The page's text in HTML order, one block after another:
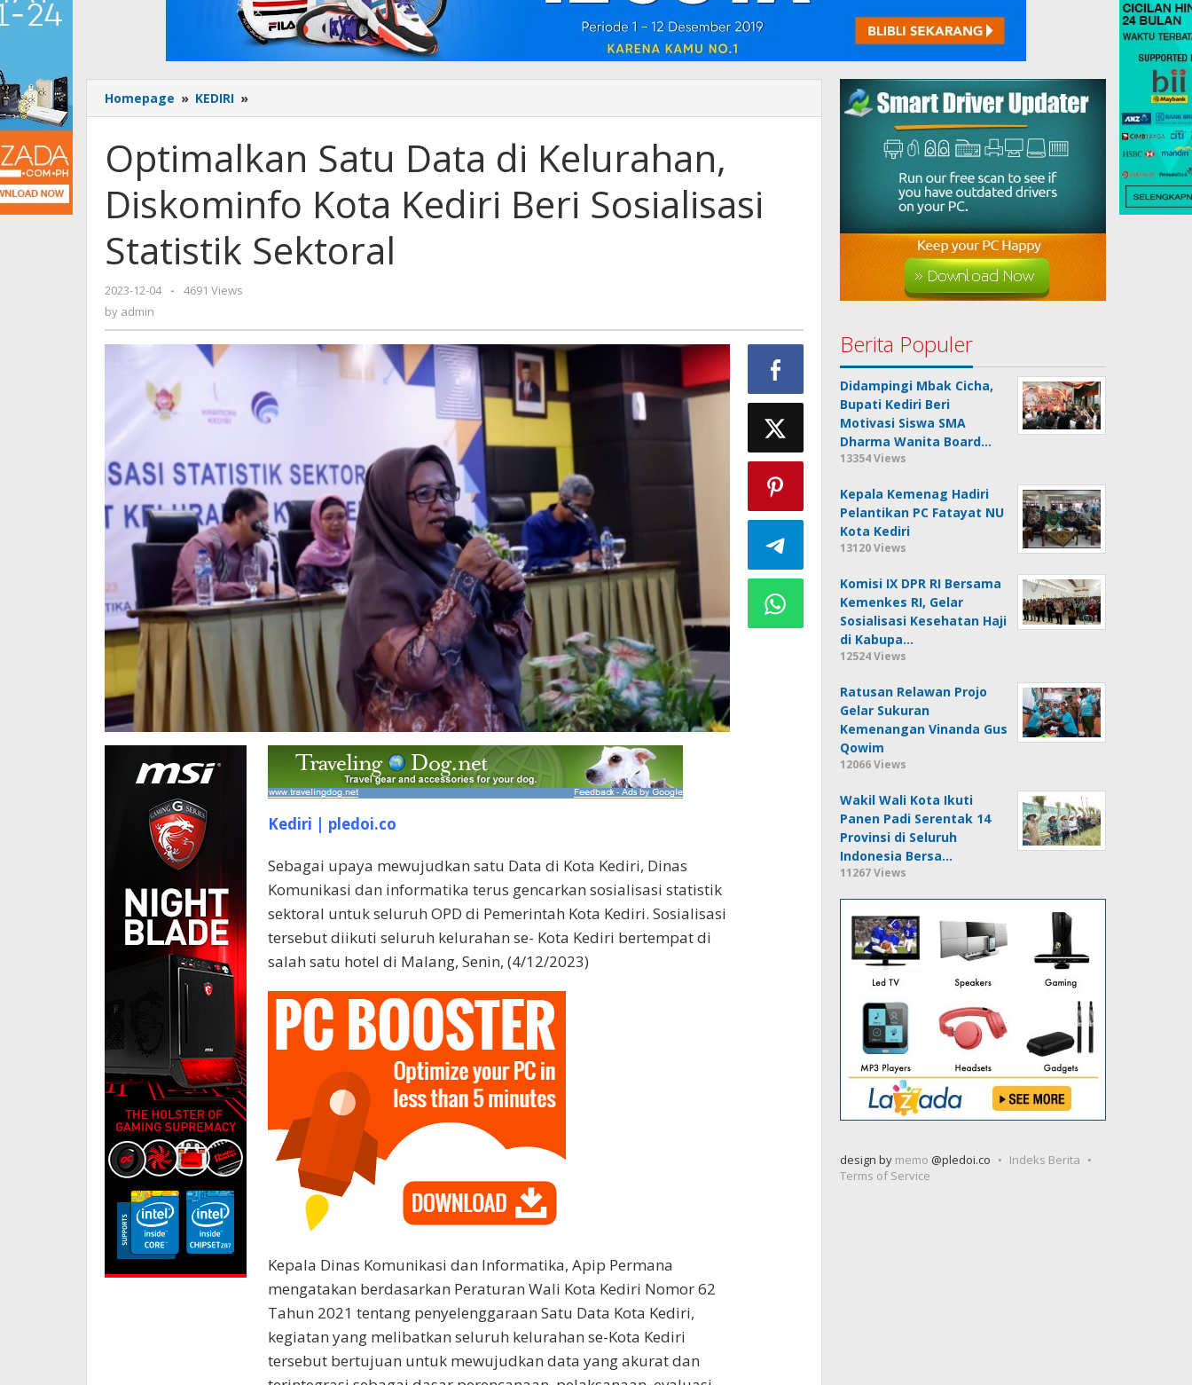
Homepage » KEDIRI »
Satu
di
Kelurahan,
Diskominfo
Kota
Beri
Sosialisasi
Optimalkan Satu Data di Kelurahan,
Diskominfo Kota Kediri Beri Sosialisasi
Statistik Sektoral
2023-12-04
by
-
4691 Views
by admin
Kediri | pledoi.co
Sebagai upaya mewujudkan satu Data di Kota Kediri, Dinas
Komunikasi dan informatika terus gencarkan sosialisasi statistik
sektoral untuk seluruh OPD di Pemerintah Kota Kediri. Sosialisasi
tersebut diikuti seluruh kelurahan se- Kota Kediri bertempat di
salah satu hotel di Malang, Senin, (4/12/2023)
Kepala Dinas Komunikasi dan Informatika, Apip Permana
mengatakan berdasarkan Peraturan Wali Kota Kediri Nomor 62
Tahun 2021 tentang penyelenggaraan Satu Data Kota Kediri,
kegiatan yang melibatkan seluruh kelurahan se-Kota Kediri
tersebut bertujuan untuk mewujudkan data yang akurat dan
Berita Populer
Didampingi Mbak Cicha,
Bupati Kediri Beri
Motivasi Siswa SMA
Dharma Wanita Board…
13354 Views
Kepala Kemenag Hadiri
Pelantikan PC Fatayat NU
Kota Kediri
13120 Views
Komisi IX DPR RI Bersama
Kemenkes RI, Gelar
Sosialisasi Kesehatan Haji
di Kabupa…
12524 Views
Ratusan Relawan Projo
Gelar Sukuran
Kemenangan Vinanda Gus
Qowim
12066 Views
Wakil Wali Kota Ikuti
Panen Padi Serentak 14
Provinsi di Seluruh
Indonesia Bersa…
11267 Views
design by memo @pledoi.co
Indeks Berita
Terms of Service